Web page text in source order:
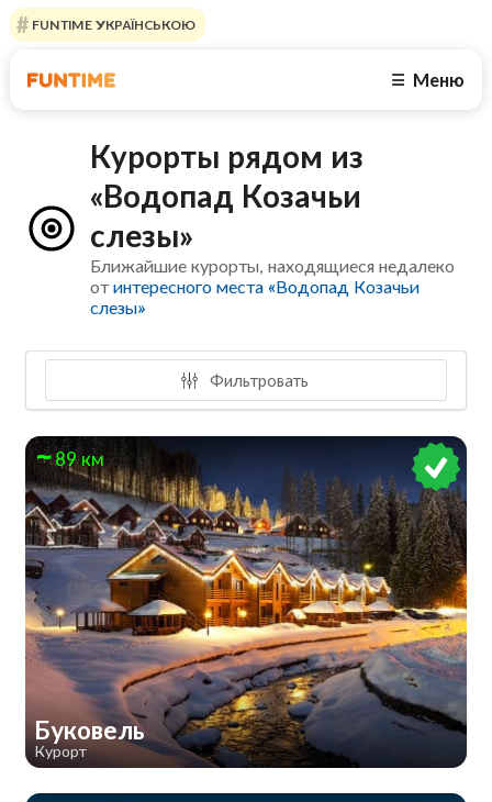
FUNTIME УКРАЇНСЬКОЮ
☰ Меню
Курорты рядом из
«Водопад Козачьи
слезы»
Ближайшие курорты, находящиеся недалеко
отинтересного места «Водопад Козачьи
слезы»
Фильтровать
89 км
Буковель
Курорт